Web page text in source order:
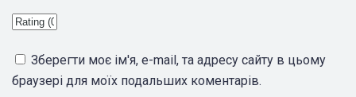
Зберегти моє ім'я, e-mail, та адресу сайту в цьому
браузері для моїх подальших коментарів.